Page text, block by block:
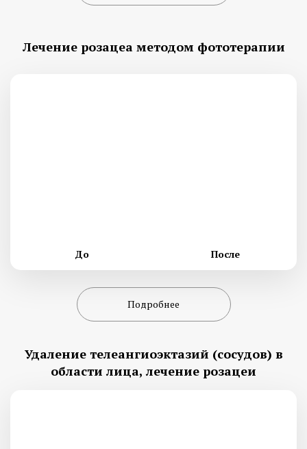
Лечение розацеа методом фототерапии
До После
Подробнее
Удаление телеангиоэктазий (сосудов) в
области лица, лечение розацеи